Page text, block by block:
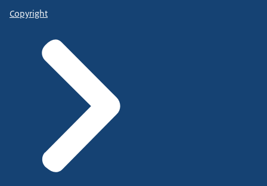
Copyright